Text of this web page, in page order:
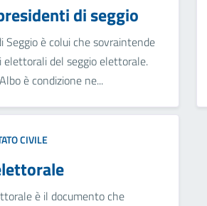
di seggio
Seggio è colui che sovraintende
elettorali del seggio elettorale.
è condizione ne...
CIVILE
è il documento che